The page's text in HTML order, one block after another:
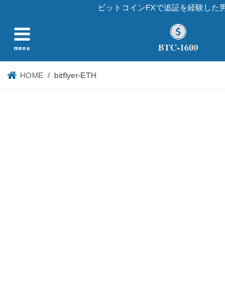
ビットコインFXで追証を経験した
menu
HOME bitflyer-ETH